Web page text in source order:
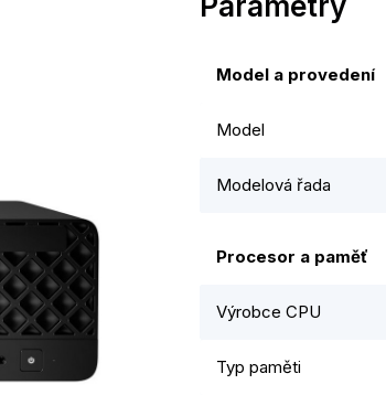
Model a provedení
Model
Modelová řada
Procesor a paměť
Výrobce CPU
Typ paměti